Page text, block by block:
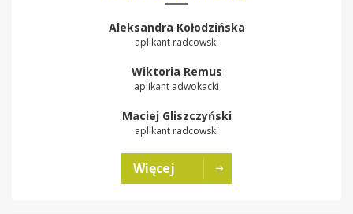
Aleksandra Kołodzińska
aplikant radcowski
Wiktoria Remus
aplikant adwokacki
Maciej Gliszczyński
aplikant radcowski
Więcej